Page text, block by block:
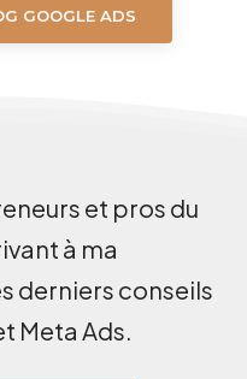
GOOGLE ADS
et pros du
à ma
derniers conseils
Meta Ads.